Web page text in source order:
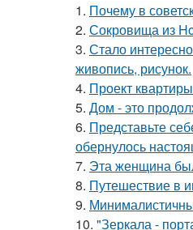
1. Почему в
2. Сокровища из
3. Стало
живопись, рисунок.
4. Проект
5. Дом - это
6. Представьте
обернулось
7. Эта женщина
8. Путешествие в
9.
10. "Зеркала -